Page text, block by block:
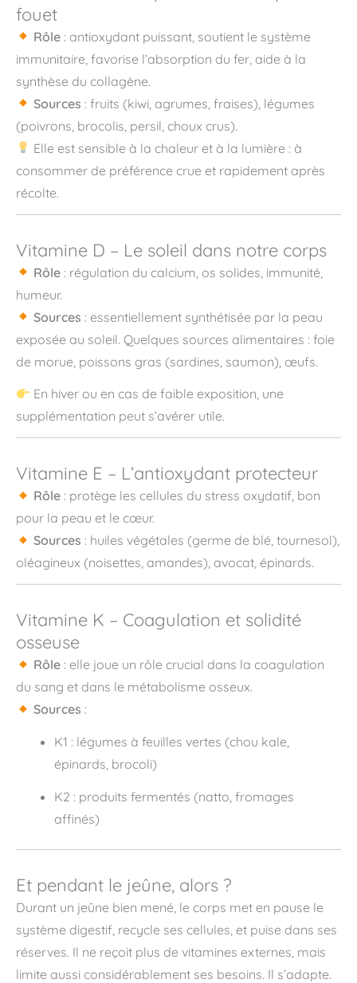
fouet
Rôle : antioxydant puissant, soutient le système
immunitaire, favorise l’absorption du fer, aide à la
synthèse du collagène.
Sources : fruits (kiwi, agrumes, fraises), légumes
(poivrons, brocolis, persil, choux crus).
Elle est sensible à la chaleur et à la lumière : à
consommer de préférence crue et rapidement après
récolte.
Vitamine D – Le soleil dans notre corps
Rôle : régulation du calcium, os solides, immunité,
humeur.
Sources : essentiellement synthétisée par la peau
exposée au soleil. Quelques sources alimentaires : foie
de morue, poissons gras (sardines, saumon), œufs.
En hiver ou en cas de faible exposition, une
supplémentation peut s’avérer utile.
Vitamine E – L’antioxydant protecteur
Rôle : protège les cellules du stress oxydatif, bon
pour la peau et le cœur.
Sources : huiles végétales (germe de blé, tournesol),
oléagineux (noisettes, amandes), avocat, épinards.
Vitamine K – Coagulation et solidité
osseuse
Rôle : elle joue un rôle crucial dans la coagulation
du sang et dans le métabolisme osseux.
Sources :
K1 : légumes à feuilles vertes (chou kale,
épinards, brocoli)
K2 : produits fermentés (natto, fromages
affinés)
Et pendant le jeûne, alors ?
Durant un jeûne bien mené, le corps met en pause le
système digestif, recycle ses cellules, et puise dans ses
réserves. Il ne reçoit plus de vitamines externes, mais
limite aussi considérablement ses besoins. Il s’adapte.